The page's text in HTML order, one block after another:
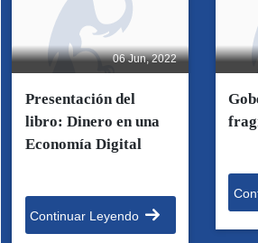
06 Jun, 2022
Presentación del
libro: Dinero en una
Economía Digital
Continuar Leyendo